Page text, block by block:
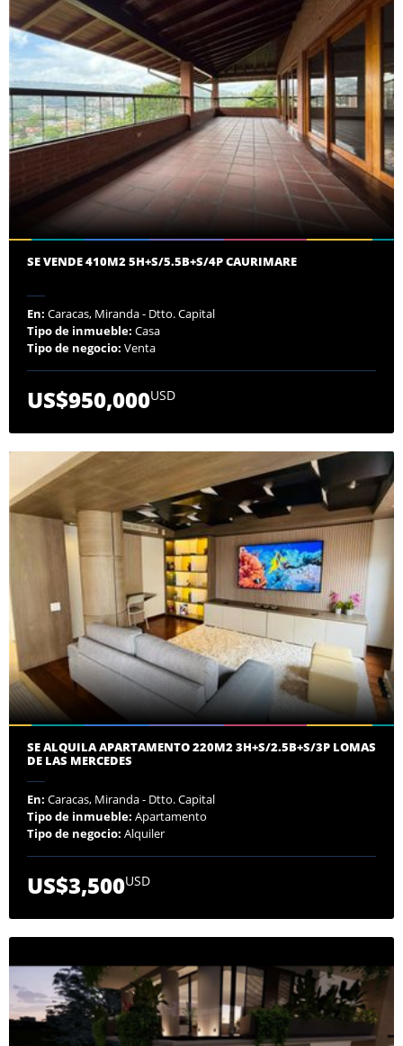
SE VENDE 410M2 5H+S/5.5B+S/4P CAURIMARE
En: Caracas, Miranda - Dtto. Capital
Tipo de inmueble: Casa
Tipo de negocio: Venta
US$950,000USD
SE ALQUILA APARTAMENTO 220M2 3H+S/2.5B+S/3P LOMAS
DE LAS MERCEDES
En: Caracas, Miranda - Dtto. Capital
Tipo de inmueble: Apartamento
Tipo de negocio: Alquiler
US$3,500USD